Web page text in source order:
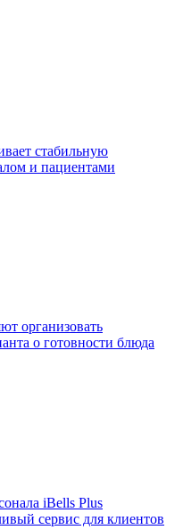
стабильную
и пациентами
организовать
о готовности блюда
iBells Plus
сервис для клиентов